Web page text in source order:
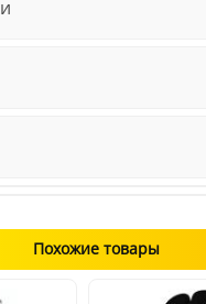
Похожие товары